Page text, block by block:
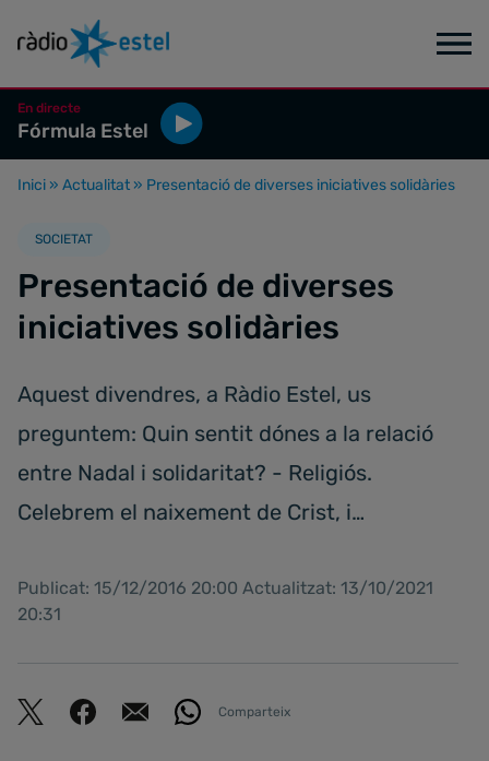
En directe
Fórmula Estel
Inici » Actualitat » Presentació de diverses iniciatives solidàries
SOCIETAT
Presentació de diverses
iniciatives solidàries
Aquest divendres, a Ràdio Estel, us
preguntem: Quin sentit dónes a la relació
entre Nadal i solidaritat? - Religiós.
Celebrem el naixement de Crist, i…
Publicat: 15/12/2016 20:00 Actualitzat: 13/10/2021
20:31
Comparteix